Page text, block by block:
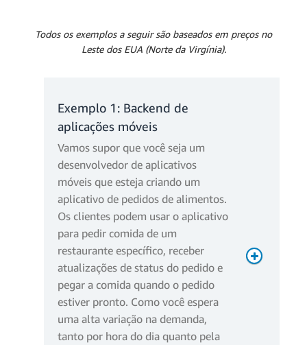
(segundos)
segundos
Computação
total (GB)
32.000.000 ×
1 GB =
32.000.000
GB
Computação
faturável
32.000.000 a
400.000 níveis
gratuitos =
31.600.000
GB
Custo de
computação
31.600.000 ×
0,0000133334
= USD 421,34
Todos os exemplos a seguir são baseados em preços no
Leste dos EUA (Norte da Virgínia).
Exemplo 1: Backend de
aplicações móveis
Vamos supor que você seja um
desenvolvedor de aplicativos
móveis que esteja criando um
aplicativo de pedidos de alimentos.
Os clientes podem usar o aplicativo
para pedir comida de um
restaurante específico, receber
atualizações de status do pedido e
pegar a comida quando o pedido
estiver pronto. Como você espera
uma alta variação na demanda,
tanto por hora do dia quanto pela